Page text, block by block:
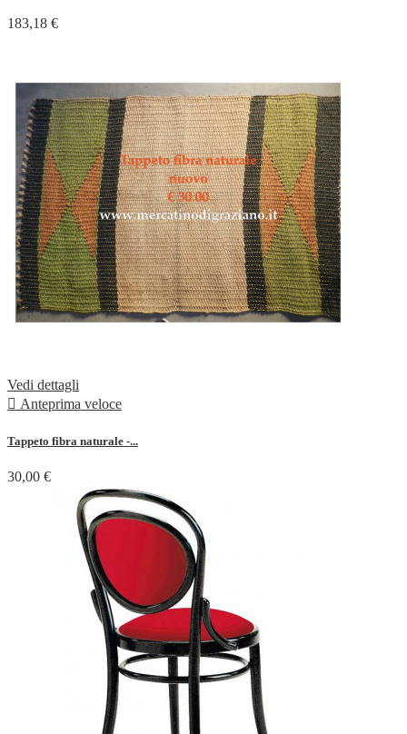
183,18 €
Vedi dettagli
 Anteprima veloce
Tappeto fibra naturale -...
30,00 €